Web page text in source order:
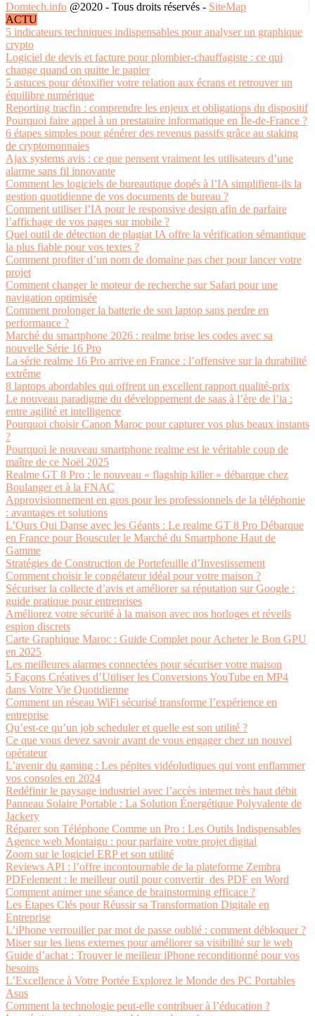
Domtech.info @2020 - Tous droits réservés - SiteMap
ACTU
5 indicateurs techniques indispensables pour analyser un graphique
crypto
Logiciel de devis et facture pour plombier-chauffagiste : ce qui
change quand on quitte le papier
5 astuces pour détoxifier votre relation aux écrans et retrouver un
équilibre numérique
Reporting tracfin : comprendre les enjeux et obligations du dispositif
Pourquoi faire appel à un prestataire informatique en Île-de-France ?
6 étapes simples pour générer des revenus passifs grâce au staking
de cryptomonnaies
Ajax systems avis : ce que pensent vraiment les utilisateurs d’une
alarme sans fil innovante
Comment les logiciels de bureautique dopés à l’IA simplifient-ils la
gestion quotidienne de vos documents de bureau ?
Comment utiliser l’IA pour le responsive design afin de parfaire
l’affichage de vos pages sur mobile ?
Quel outil de détection de plagiat IA offre la vérification sémantique
la plus fiable pour vos textes ?
Comment profiter d’un nom de domaine pas cher pour lancer votre
projet
Comment changer le moteur de recherche sur Safari pour une
navigation optimisée
Comment prolonger la batterie de son laptop sans perdre en
performance ?
Marché du smartphone 2026 : realme brise les codes avec sa
nouvelle Série 16 Pro
La série realme 16 Pro arrive en France : l’offensive sur la durabilité
extrême
8 laptops abordables qui offrent un excellent rapport qualité-prix
Le nouveau paradigme du développement de saas à l’ère de l’ia :
entre agilité et intelligence
Pourquoi choisir Canon Maroc pour capturer vos plus beaux instants
?
Pourquoi le nouveau smartphone realme est le véritable coup de
maître de ce Noël 2025
Realme GT 8 Pro : le nouveau « flagship killer » débarque chez
Boulanger et à la FNAC
Approvisionnement en gros pour les professionnels de la téléphonie
: avantages et solutions
L’Ours Qui Danse avec les Géants : Le realme GT 8 Pro Débarque
en France pour Bousculer le Marché du Smartphone Haut de
Gamme
Stratégies de Construction de Portefeuille d’Investissement
Comment choisir le congélateur idéal pour votre maison ?
Sécuriser la collecte d’avis et améliorer sa réputation sur Google :
guide pratique pour entreprises
Améliorez votre sécurité à la maison avec nos horloges et réveils
espion discrets
Carte Graphique Maroc : Guide Complet pour Acheter le Bon GPU
en 2025
Les meilleures alarmes connectées pour sécuriser votre maison
5 Façons Créatives d’Utiliser les Conversions YouTube en MP4
dans Votre Vie Quotidienne
Comment un réseau WiFi sécurisé transforme l’expérience en
entreprise
Qu’est-ce qu’un job scheduler et quelle est son utilité ?
Ce que vous devez savoir avant de vous engager chez un nouvel
opérateur
L’avenir du gaming : Les pépites vidéoludiques qui vont enflammer
vos consoles en 2024
Redéfinir le paysage industriel avec l’accès internet très haut débit
Panneau Solaire Portable : La Solution Énergétique Polyvalente de
Jackery
Réparer son Téléphone Comme un Pro : Les Outils Indispensables
Agence web Montaigu : pour parfaire votre projet digital
Zoom sur le logiciel ERP et son utilité
Reviews API : l’offre incontournable de la plateforme Zembra
PDFelement : le meilleur outil pour convertir des PDF en Word
Comment animer une séance de brainstorming efficace ?
Les Étapes Clés pour Réussir sa Transformation Digitale en
Entreprise
L’iPhone verrouiller par mot de passe oublié : comment débloquer ?
Miser sur les liens externes pour améliorer sa visibilité sur le web
Guide d’achat : Trouver le meilleur iPhone reconditionné pour vos
besoins
L’Excellence à Votre Portée Explorez le Monde des PC Portables
Asus
Comment la technologie peut-elle contribuer à l’éducation ?